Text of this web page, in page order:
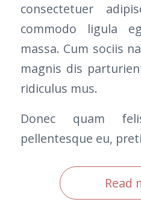
consectetuer
commodo ligula
massa. Cum sociis
magnis dis
ridiculus mus.
Donec quam
pellentesque eu,
Read